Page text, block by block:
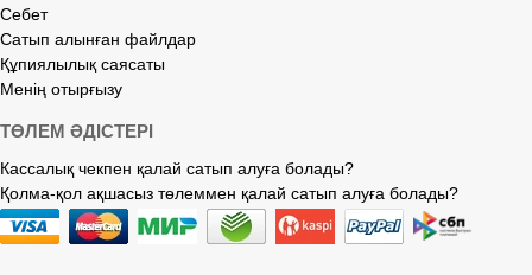
Себет
Сатып алынған файлдар
Құпиялылық саясаты
Менің отырғызу
ТӨЛЕМ ӘДІСТЕРІ
Кассалық чекпен қалай сатып алуға болады?
Қолма-қол ақшасыз төлеммен қалай сатып алуға болады?